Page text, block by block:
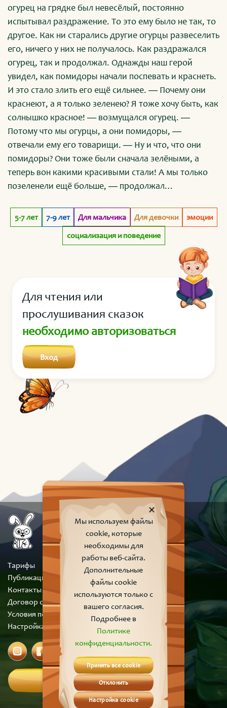
огурец на грядке был невесёлый, постоянно
испытывал раздражение. То это ему было не так, то
другое. Как ни старались другие огурцы развеселить
его, ничего у них не получалось. Как раздражался
огурец, так и продолжал. Однажды наш герой
увидел, как помидоры начали поспевать и краснеть.
И это стало злить его ещё сильнее. ― Почему они
краснеют, а я только зеленею? Я тоже хочу быть, как
солнышко красное! ― возмущался огурец. ―
Потому что мы огурцы, а они помидоры, ―
отвечали ему его товарищи. ― Ну и что, что они
помидоры? Они тоже были сначала зелёными, а
теперь вон какими красивыми стали! А мы только
позеленели ещё больше, ― продолжал
подлетела птичка и больно клюнула его. ― Ай! Ты
чего клюёшься? ― крикнул ей огурец. ― А ты
почему всё время недоволен? ― поинтересовалась
птичка. ― Тем, что не могу стать таким же красным,
как помидоры. ― Неправда. Это не является
5-7 лет 7-9 лет Для мальчика Для девочки
эмоции
социализация и поведение
Для чтения или
прослушивания сказок
необходимо авторизоваться
Вход
Тарифы
Публикации
Контакты
Договор оферты
Условия пользования сайтом
Настройка cookie
Вход
Мы используем файлы
cookie, которые
необходимы для
работы веб-сайта.
Дополнительные
файлы cookie
используются только с
вашего согласия.
Подробнее в
Политике
конфиденциальности.
Принять все cookie
Отклонить
Настройка cookie